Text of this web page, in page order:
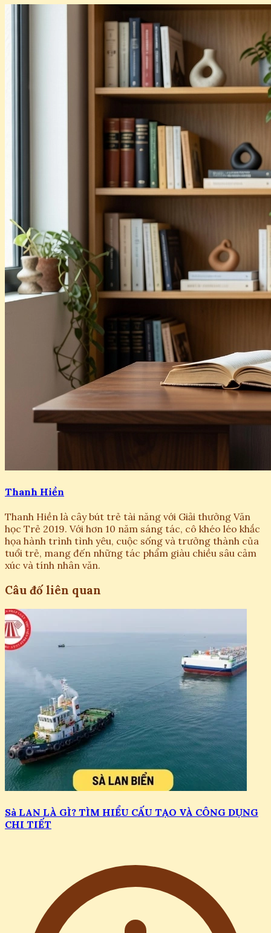
Thanh Hiền
Thanh Hiền là cây bút trẻ tài năng với Giải thưởng Văn
học Trẻ 2019. Với hơn 10 năm sáng tác, cô khéo léo khắc
họa hành trình tình yêu, cuộc sống và trưởng thành của
tuổi trẻ, mang đến những tác phẩm giàu chiều sâu cảm
xúc và tính nhân văn.
Câu đố liên quan
Sà LAN LÀ GÌ? TÌM HIỂU CẤU TẠO VÀ CÔNG DỤNG
CHI TIẾT